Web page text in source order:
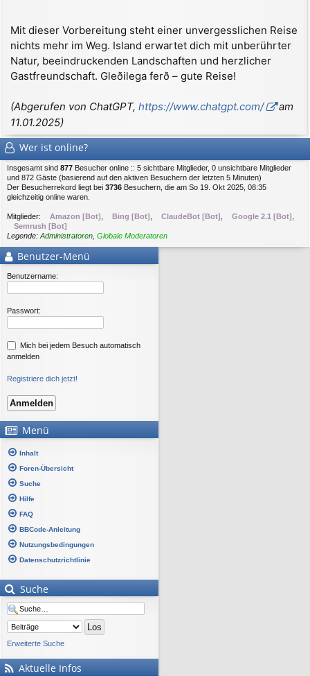
Mit dieser Vorbereitung steht einer unvergesslichen Reise
nichts mehr im Weg. Island erwartet dich mit unberührter
Natur, beeindruckenden Landschaften und herzlicher
Gastfreundschaft. Gleðilega ferð – gute Reise!
(Abgerufen von ChatGPT, https://www.chatgpt.com/
am
11.01.2025)
Wer ist online?
Insgesamt sind 877 Besucher online :: 5 sichtbare Mitglieder, 0 unsichtbare Mitglieder
und 872 Gäste (basierend auf den aktiven Besuchern der letzten 5 Minuten)
Der Besucherrekord liegt bei 3736 Besuchern, die am So 19. Okt 2025, 08:35
gleichzeitig online waren.
Mitglieder: Amazon [Bot] Bing [Bot] ClaudeBot [Bot] Google 2.1 [Bot]
Semrush [Bot]
Legende: Administratoren Globale Moderatoren
Benutzer-Menü
Benutzername:
Passwort:
Mich bei jedem Besuch automatisch
anmelden
Registriere dich jetzt!
Menü
Inhalt
Foren-Übersicht
Suche
Hilfe
FAQ
BBCode-Anleitung
Nutzungsbedingungen
Datenschutzrichtlinie
Suche
Erweiterte Suche
Aktuelle Infos